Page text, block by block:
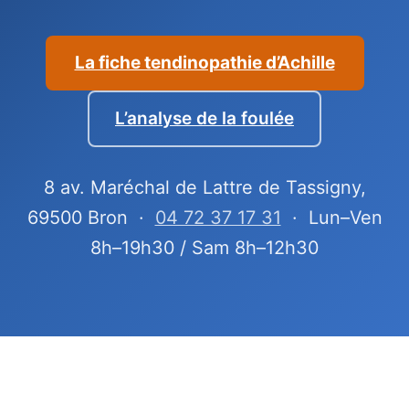
La fiche tendinopathie d’Achille
L’analyse de la foulée
8 av. Maréchal de Lattre de Tassigny,
69500 Bron · 04 72 37 17 31 · Lun–Ven
8h–19h30 / Sam 8h–12h30